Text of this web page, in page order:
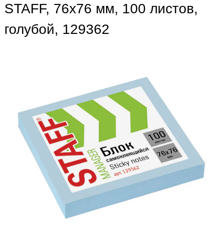
STAFF, 76х76 мм, 100 листов,
голубой, 129362